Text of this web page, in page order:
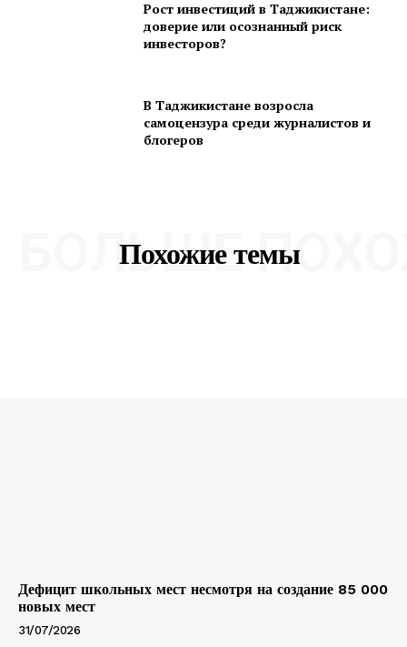
Рост инвестиций в Таджикистане:
доверие или осознанный риск
инвесторов?
В Таджикистане возросла
самоцензура среди журналистов и
блогеров
Похожие темы
БОЛЬШЕ
Дефицит школьных мест несмотря на создание 85 000
новых мест
31/07/2026